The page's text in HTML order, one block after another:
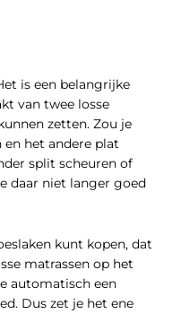
is een belangrijke
van twee losse
zetten. Zou je
het andere plat
split scheuren of
daar niet langer goed
kunt kopen, dat
matrassen op het
automatisch een
Dus zet je het ene